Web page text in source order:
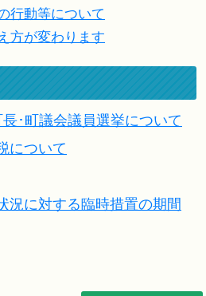
行動等について
方が変わります
長･町議会議員選挙について
について
況に対する臨時措置の期間